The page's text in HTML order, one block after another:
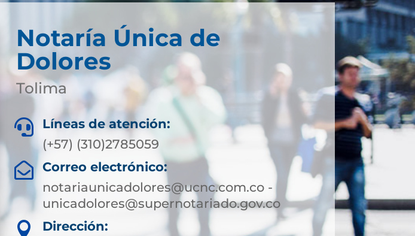
Notaría Única de
Dolores
Tolima

Líneas de atención:
(+57) (310)2785059

Correo electrónico:
notariaunicadolores@ucnc.com.co -
unicadolores@supernotariado.gov.co
 Dirección: